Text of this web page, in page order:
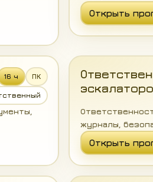
Открыть
16 ч ПК
журналы,
Открыть